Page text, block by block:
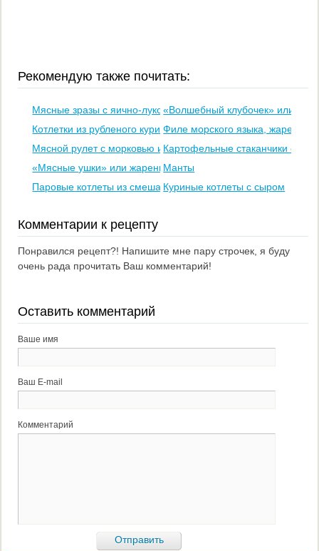
Рекомендую также почитать:
Мясные зразы с яично-луковой начинкой«Волшебный клубочек» или
Котлетки из рубленого куриного филеФиле морского языка, жаренное
Мясной рулет с морковью и грибамиКартофельные стаканчики с
«Мясные ушки» или жареные рулетики из теста с мясом
Манты
Паровые котлеты из смешанного фаршаКуриные котлеты с сыром
Комментарии к рецепту
Понравился рецепт?! Напишите мне пару строчек, я буду
очень рада прочитать Ваш комментарий!
Оставить комментарий
Ваше имя
Ваш E-mail
Комментарий